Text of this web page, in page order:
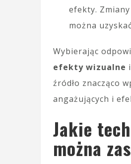
efekty.
można
Wybierając
efekty wizualne
źródło znacząco
angażujących i
Jakie
można